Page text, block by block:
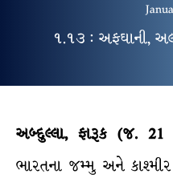
૧.૧૩ : અફઘાની,
અબ્દુલ્લા, ફારૂક (જ. 21
ભારતના જમ્મુ અને